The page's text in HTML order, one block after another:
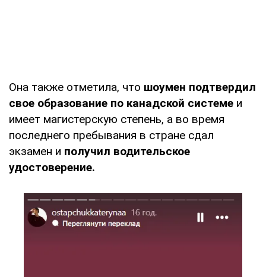
Она также отметила, что шоумен подтвердил
свое образование по канадской системе и
имеет магистерскую степень, а во время
последнего пребывания в стране сдал
экзамен и получил водительское
удостоверение.